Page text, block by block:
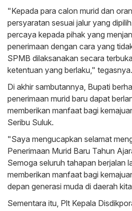
"Kepada para calon murid dan
persyaratan sesuai jalur yang
percaya kepada pihak yang
penerimaan dengan cara yang
SPMB dilaksanakan secara
ketentuan yang berlaku," tegasnya.
Di akhir sambutannya, Bupati
penerimaan murid baru dapat
memberikan manfaat bagi
Seribu Suluk.
"Saya mengucapkan selamat
Penerimaan Murid Baru Tahun
Semoga seluruh tahapan berjalan
memberikan manfaat bagi
depan generasi muda di daerah
Sementara itu, Plt Kepala